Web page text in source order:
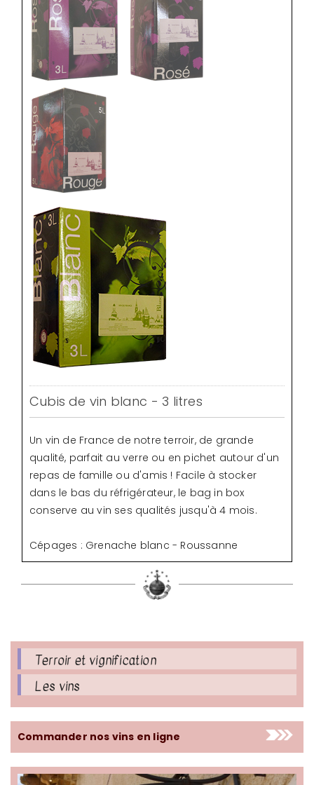
Cubis de vin blanc - 3 litres
Un vin de France de notre terroir, de grande
qualité, parfait au verre ou en pichet autour d'un
repas de famille ou d'amis ! Facile à stocker
dans le bas du réfrigérateur, le bag in box
conserve au vin ses qualités jusqu'à 4 mois.
Cépages : Grenache blanc - Roussanne
Terroir et vignification
Les vins
Commander nos vins en ligne